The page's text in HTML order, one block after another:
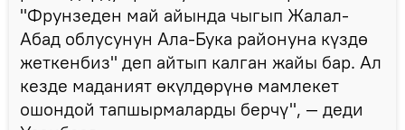
"Фрунзеден май айында чыгып Жалал-
Абад облусунун Ала-Бука районуна күздө
жеткенбиз" деп айтып калган жайы бар. Ал
кезде маданият өкүлдөрүнө мамлекет
ошондой тапшырмаларды берчү", — деди